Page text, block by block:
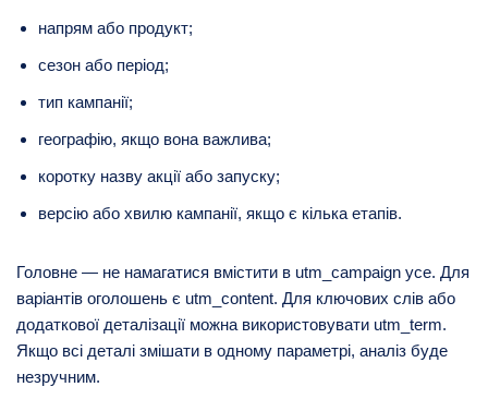
напрям або продукт;
сезон або період;
тип кампанії;
географію, якщо вона важлива;
коротку назву акції або запуску;
версію або хвилю кампанії, якщо є кілька етапів.
Головне — не намагатися вмістити в utm_campaign усе. Для
варіантів оголошень є utm_content. Для ключових слів або
додаткової деталізації можна використовувати utm_term.
Якщо всі деталі змішати в одному параметрі, аналіз буде
незручним.